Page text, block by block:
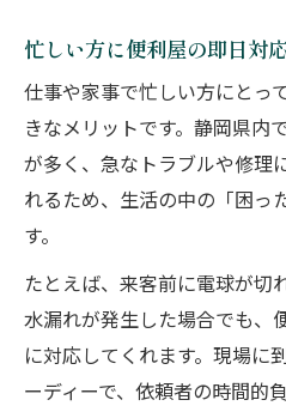
忙しい方に便利屋の即日対
仕事や家事で忙しい方にとっ
きなメリットです。静岡県内
が多く、急なトラブルや修理
れるため、生活の中の「困っ
す。
たとえば、来客前に電球が切
水漏れが発生した場合でも、
に対応してくれます。現場に
ーディーで、依頼者の時間的